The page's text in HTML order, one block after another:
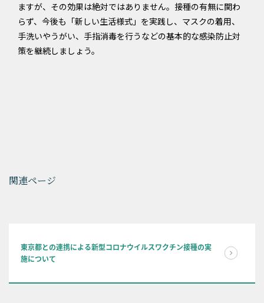
ますが、その効果は絶対ではありません。接種の有無に関わ
らず、今後も「新しい生活様式」を実践し、マスクの着用、
手洗いやうがい、手指消毒を行うなどの基本的な感染防止対
策を継続しましょう。
関連ページ
東京都との連携による新型コロナウイルスワクチン接種の実
施について